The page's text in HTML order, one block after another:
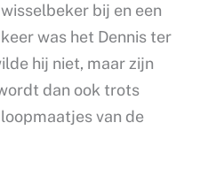
bij en een
was het Dennis ter
hij niet, maar zijn
dan ook trots
van de